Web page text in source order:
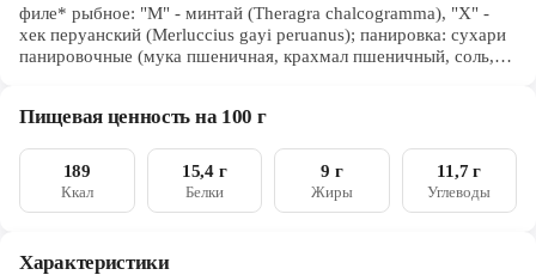
Новодвинск
Рыбинск
Череповец
Ярославль
филе* рыбное: "M" - минтай (Theragra chalcogramma), "X" -
хек перуанский (Merluccius gayi peruanus); панировка: сухари
панировочные (мука пшеничная, крахмал пшеничный, соль,
(Е1412, Е1420), мука (пшеничная, кукурузная, рисовая),
(Е412, Е415), крупа манная, глютен пшеничный), петрушка
сушеная; масло растительное
Пищевая ценность на 100 г
189
Ккал
15,4 г
Белки
9 г
Жиры
11,7 г
Углеводы
Характеристики